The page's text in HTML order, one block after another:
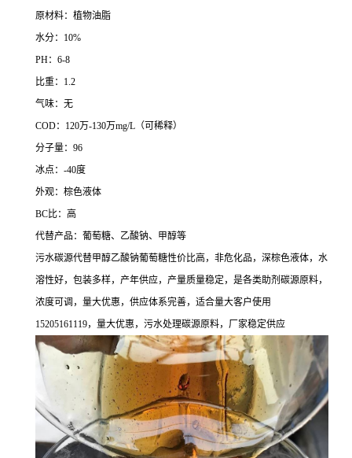
原材料：植物油脂
水分：10%
PH：6-8
比重：1.2
气味：无
COD：120万-130万mg/L（可稀释）
分子量：96
冰点：-40度
外观：棕色液体
BC比：高
代替产品：葡萄糖、乙酸钠、甲醇等
污水碳源代替甲醇乙酸钠葡萄糖性价比高，非危化品，深棕色液体，水
溶性好，包装多样，产年供应，产量质量稳定，是各类助剂碳源原料，
浓度可调，量大优惠，供应体系完善，适合量大客户使用
15205161119，量大优惠，污水处理碳源原料，厂家稳定供应